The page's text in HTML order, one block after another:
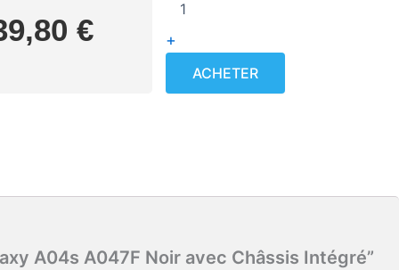
€
Bloc
LCD
A04s
A047F
+
ACHETER
A04s A047F Noir avec Châssis Intégré”